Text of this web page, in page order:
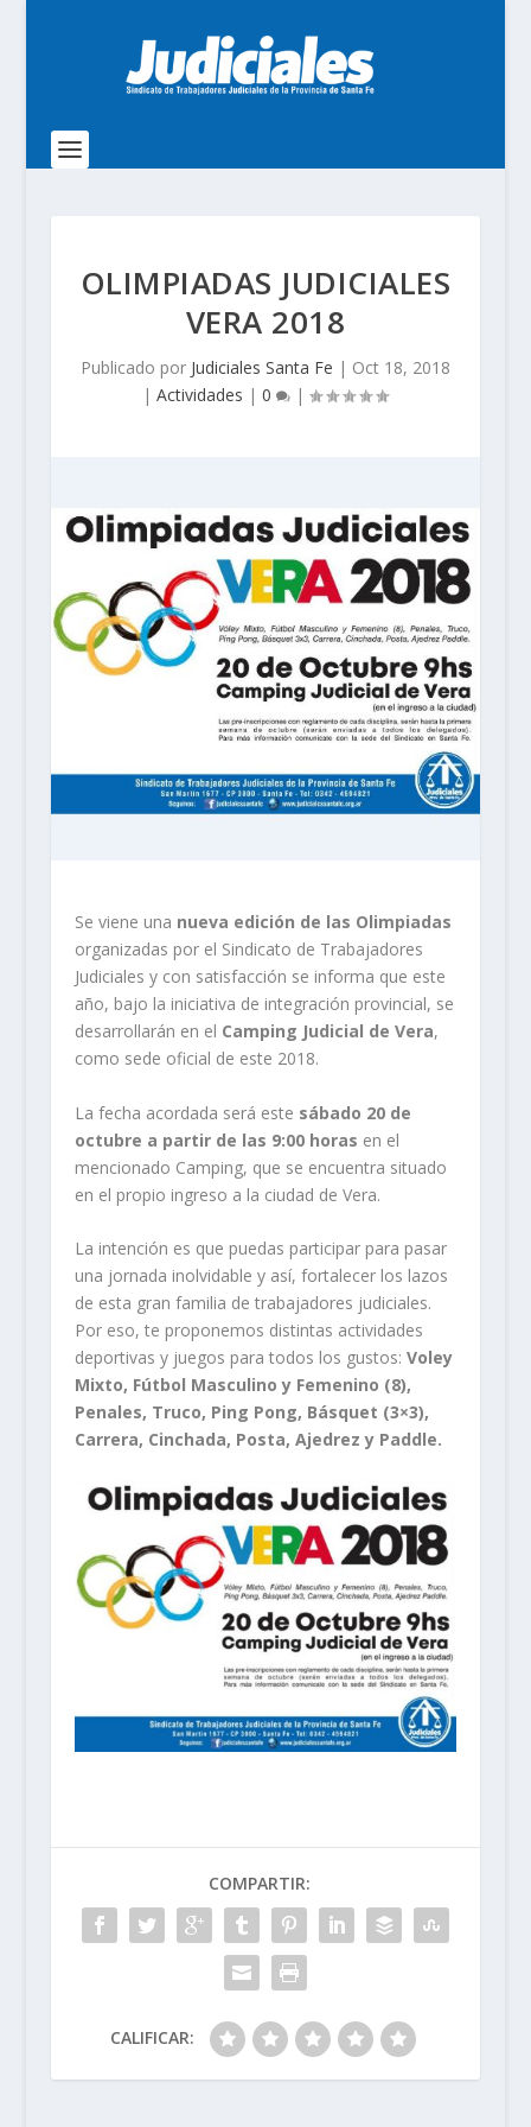
OLIMPIADAS JUDICIALES
VERA 2018
Publicado por Judiciales Santa Fe | Oct 18, 2018
|Actividades |0 |
Se viene una nueva edición de las Olimpiadas
organizadas por el Sindicato de Trabajadores
Judiciales y con satisfacción se informa que este
año, bajo la iniciativa de integración provincial, se
desarrollarán en el Camping Judicial de Vera,
como sede oficial de este 2018.
La fecha acordada será este sábado 20 de
octubre a partir de las 9:00 horas en el
mencionado Camping, que se encuentra situado
en el propio ingreso a la ciudad de Vera.
La intención es que puedas participar para pasar
una jornada inolvidable y así, fortalecer los lazos
de esta gran familia de trabajadores judiciales.
Por eso, te proponemos distintas actividades
deportivas y juegos para todos los gustos: Voley
Mixto, Fútbol Masculino y Femenino (8),
Penales, Truco, Ping Pong, Básquet (3×3),
Carrera, Cinchada, Posta, Ajedrez y Paddle.
COMPARTIR:
CALIFICAR: